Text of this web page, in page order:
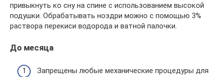
привыкнуть ко сну на спине с использованием высокой
подушки. Обрабатывать ноздри можно с помощью 3%
раствора перекиси водорода и ватной палочки.
До месяца
Запрещены любые механические процедуры для